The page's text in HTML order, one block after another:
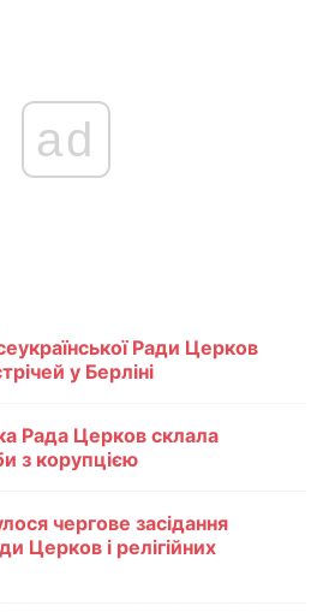
ad
Ради Церков
у Берліні
Рада Церков склала
з корупцією
чергове засідання
Церков і релігійних